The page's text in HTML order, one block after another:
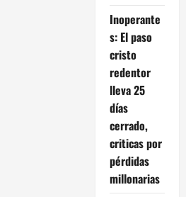
Inoperante
s: El paso
cristo
redentor
lleva 25
días
cerrado,
criticas por
pérdidas
millonarias